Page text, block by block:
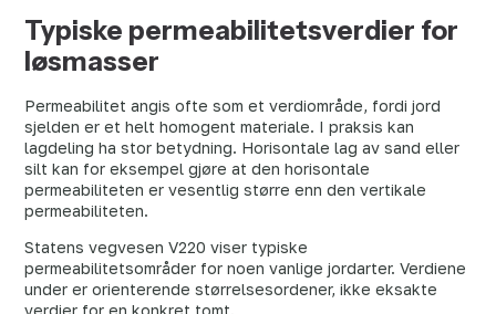
Typiske permeabilitetsverdier for
løsmasser
Permeabilitet angis ofte som et verdiområde, fordi jord
sjelden er et helt homogent materiale. I praksis kan
lagdeling ha stor betydning. Horisontale lag av sand eller
silt kan for eksempel gjøre at den horisontale
permeabiliteten er vesentlig større enn den vertikale
permeabiliteten.
Statens vegvesen V220 viser typiske
permeabilitetsområder for noen vanlige jordarter. Verdiene
under er orienterende størrelsesordener, ikke eksakte